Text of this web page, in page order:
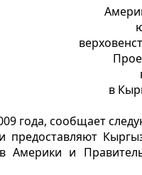
в
года, сообщает
Америки и